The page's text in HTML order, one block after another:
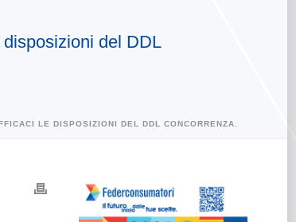
del DDL
LE DISPOSIZIONI DEL DDL CONCORRENZA.